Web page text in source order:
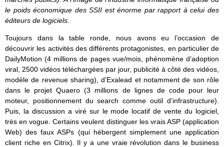
le poids économique des SSII est énorme par rapport à celui des
éditeurs de logiciels.
Toujours dans la table ronde, nous avons eu l’occasion de
découvrir les activités des différents protagonistes, en particulier de
DailyMotion (4 millions de pages vue/mois, phénomène d’adoption
viral, 2500 vidéos téléchargées par jour, publicité à côté des vidéos,
modèle de revenue sharing), d’Exalead et notamment de son rôle
dans le projet Quaero (3 millions de lignes de code pour leur
moteur, positionnement du search comme outil d’infrastructure).
Puis, la discussion a viré sur le mode locatif de vente du logiciel,
très en vogue. Certains veulent distinguer les vrais ASP (application
Web) des faux ASPs (qui hébergent simplement une application
client riche en Citrix). Il y a une vraie révolution dans le business